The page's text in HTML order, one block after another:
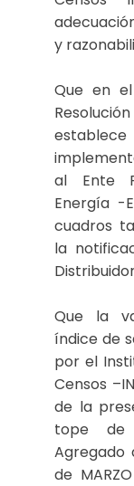
y
Que en
al Ente
Energía -
cuadros
la
Que la
índice de
por el
Censos
de la
tope de
Agregado
de